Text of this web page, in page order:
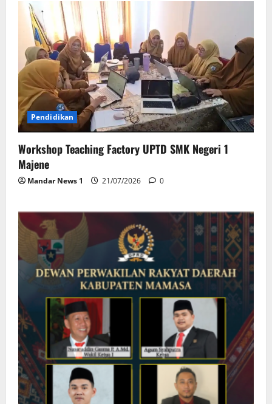
Pendidikan
Workshop Teaching Factory UPTD SMK Negeri 1
Majene
Mandar News 1 21/07/2026 0